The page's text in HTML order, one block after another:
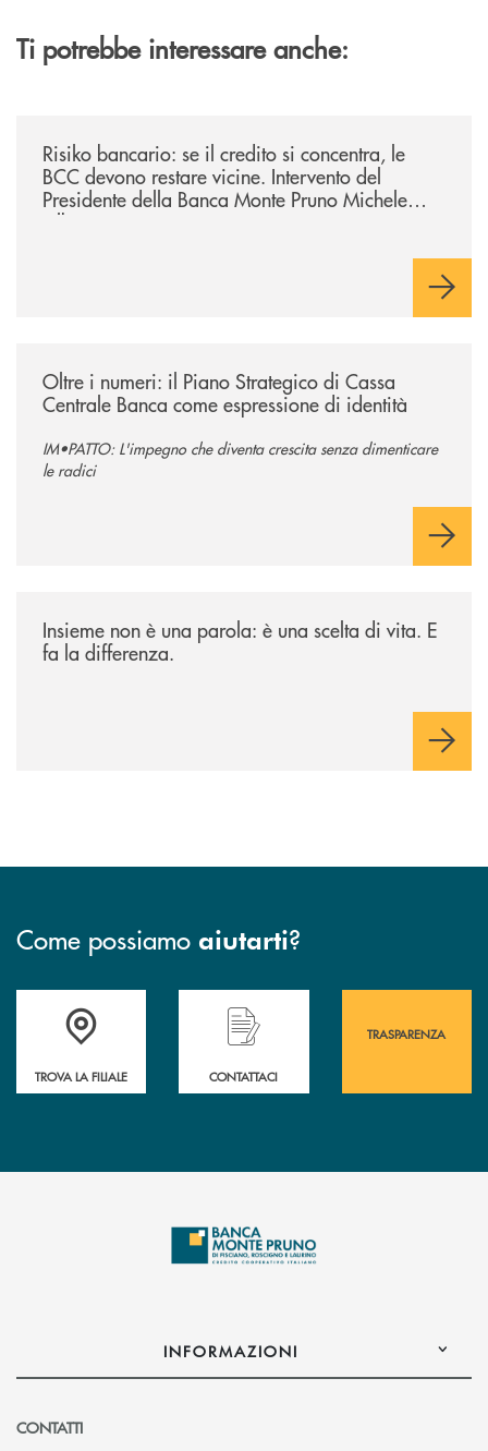
Ti potrebbe interessare anche:
Risiko bancario: se il credito si concentra, le
BCC devono restare vicine. Intervento del
Presidente della Banca Monte Pruno Michele
Albanese.
Oltre i numeri: il Piano Strategico di Cassa
Centrale Banca come espressione di identità
IM•PATTO: L'impegno che diventa crescita senza dimenticare
le radici
Insieme non è una parola: è una scelta di vita. E
fa la differenza.
Come possiamo aiutarti?
Accedi all' elenco completo&nbsp; delle&nbsp; filiali&nbsp; di Banca
TROVA LA FILIALE
Hai bisogno di assistenza immediata?
CONTATTACI
TRASPARENZA
INFORMAZIONI
CONTATTI